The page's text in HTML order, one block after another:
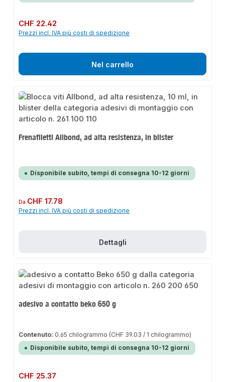
Prezzo normale:
CHF 22.42
Prezzi incl. IVA più costi di spedizione
Nel carrello
Frenafiletti Allbond, ad alta resistenza, in blister
Disponibile subito, tempi di consegna 10-12 giorni
Prezzo normale:
Da CHF 17.78
Prezzi incl. IVA più costi di spedizione
Dettagli
adesivo a contatto beko 650 g
Contenuto: 0.65 chilogrammo (CHF 39.03 / 1 chilogrammo)
Disponibile subito, tempi di consegna 10-12 giorni
Prezzo normale:
CHF 25.37